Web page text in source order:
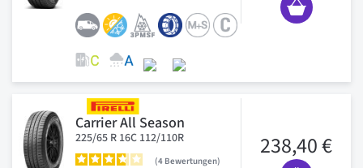
Carrier All Season
225/65 R 16C 112/110R
4 Bewertungen
238,40 €